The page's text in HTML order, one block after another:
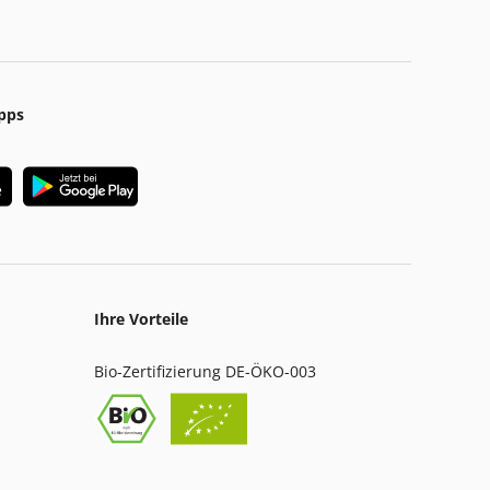
Ihre Vorteile
Bio-Zertifizierung DE-ÖKO-003